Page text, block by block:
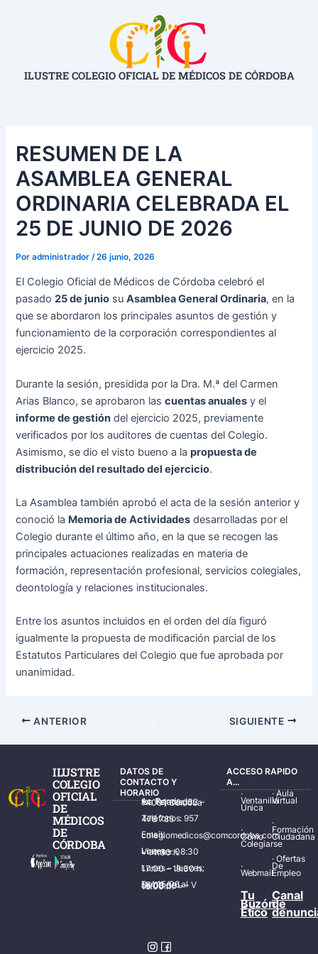
ILUSTRE COLEGIO OFICIAL DE MÉDICOS DE CÓRDOBA
RESUMEN DE LA
ASAMBLEA GENERAL
ORDINARIA CELEBRADA EL
25 DE JUNIO DE 2026
Poradministrador /26 junio, 2026
El Colegio Oficial de Médicos de Córdoba celebró el
pasado25 de junio suAsamblea General Ordinaria, en la
que se abordaron los principales asuntos de gestión y
funcionamiento de la corporación correspondientes al
ejercicio 2025.
Durante la sesión, presidida por la Dra. M.ª del Carmen
Arias Blanco, se aprobaron lascuentas anuales y el
informe de gestión del ejercicio 2025, previamente
verificados por los auditores de cuentas del Colegio.
Asimismo, se dio el visto bueno a lapropuesta de
distribución del resultado del ejercicio.
La Asamblea también aprobó el acta de la sesión anterior y
conoció la Memoria de Actividades desarrolladas por el
Colegio durante el último año, en la que se recogen las
principales actuaciones realizadas en materia de
formación, representación profesional, servicios colegiales,
deontología y relaciones institucionales.
Entre los asuntos incluidos en el orden del día figuró
igualmente la propuesta de modificación parcial de los
Estatutos Particulares del Colegio que fue aprobada por
unanimidad.
ANTERIOR SIGUIENTE
ILUSTRE
COLEGIO
OFICIAL
DE
MÉDICOS
DE
CÓRDOBA
DATOS DE
CONTACTO Y
HORARIO
Av. Ronda de los Tejares, 32 – 14001 Córdoba
Teléfonos: 957 478 785
Email: colegiomedicos@comcordoba.com
Lunes – Viernes: 08:30 – 14:30 h.
Lunes – Jueves: 17:00 – 19:30 h.
Del 15/06 al 15/09 de L – V de 08:00 – 15:00 h.
ACCESO RAPIDO
A...
·
Ventanilla
Única
·
Cómo
Colegiarse
·
Webmail
·Aula
Virtual
·
Formación
Ciudadana
·Ofertas
De
Empleo
Tu
Buzón
Ético
Canal
de